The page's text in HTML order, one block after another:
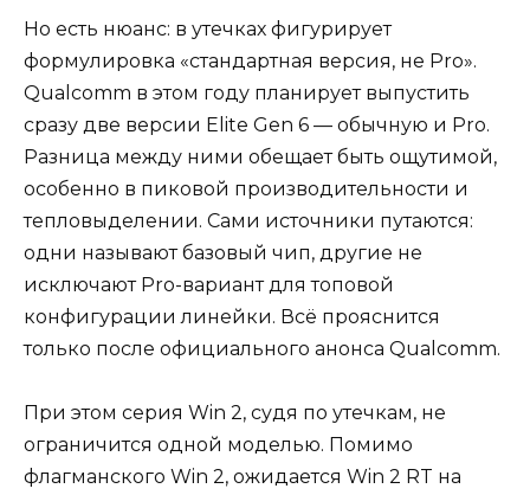
Но есть нюанс: в утечках фигурирует
формулировка «стандартная версия, не Pro».
Qualcomm в этом году планирует выпустить
сразу две версии Elite Gen 6 — обычную и Pro.
Разница между ними обещает быть ощутимой,
особенно в пиковой производительности и
тепловыделении. Сами источники путаются:
одни называют базовый чип, другие не
исключают Pro-вариант для топовой
конфигурации линейки. Всё прояснится
только после официального анонса Qualcomm.
При этом серия Win 2, судя по утечкам, не
ограничится одной моделью. Помимо
флагманского Win 2, ожидается Win 2 RT на